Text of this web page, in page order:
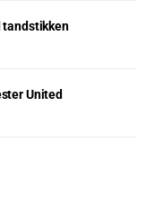
tandstikken
United